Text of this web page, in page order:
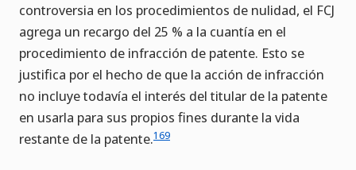
controversia en los procedimientos de nulidad, el FCJ
agrega un recargo del 25 % a la cuantía en el
procedimiento de infracción de patente. Esto se
justifica por el hecho de que la acción de infracción
no incluye todavía el interés del titular de la patente
en usarla para sus propios fines durante la vida
restante de la patente.169